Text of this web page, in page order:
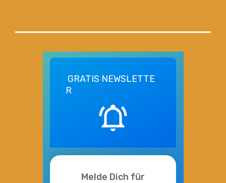
GRATIS NEWSLETTE
R
Melde Dich für